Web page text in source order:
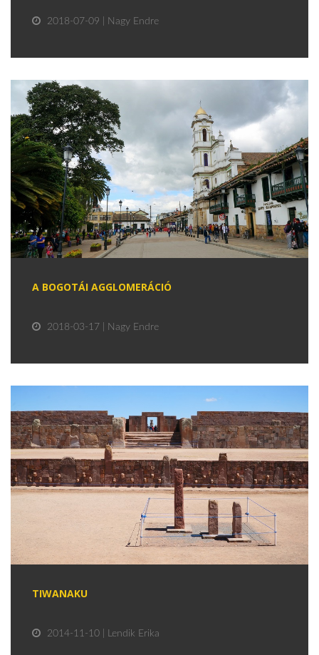
2018-07-09 | Nagy Endre
A BOGOTÁI AGGLOMERÁCIÓ
2018-03-17 | Nagy Endre
TIWANAKU
2014-11-10 | Lendik Erika